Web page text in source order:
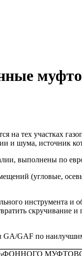
на тех участках
и шума, источник
выполнены по
(угловые,
инструмента
GAF по